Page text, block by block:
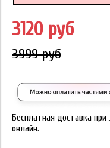
3120 руб
3999 руб
Бесплатная доставка
онлайн.